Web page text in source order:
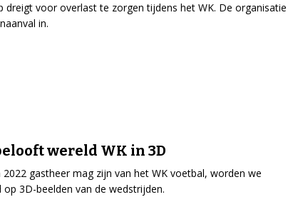
dreigt voor overlast te zorgen tijdens het WK. De organisatie
in.
wereld WK in 3D
2022 gastheer mag zijn van het WK voetbal, worden we
op 3D-beelden van de wedstrijden.